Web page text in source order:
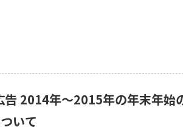
2014年～2015年の年末年始
いて